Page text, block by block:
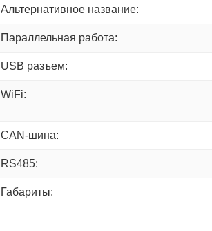
Альтернативное название:
Параллельная работа:
USB разъем:
WiFi:
CAN-шина:
RS485:
Габариты: